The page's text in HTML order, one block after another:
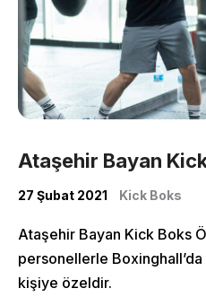
Ataşehir Bayan
27 Şubat 2021 Kick Boks
Ataşehir Bayan Kick Boks
personellerle
kişiye özeldir.